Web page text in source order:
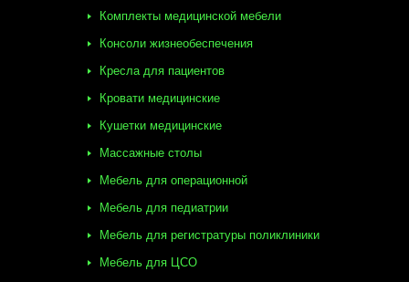
Комплекты медицинской мебели
Консоли жизнеобеспечения
Кресла для пациентов
Кровати медицинские
Кушетки медицинские
Массажные столы
Мебель для операционной
Мебель для педиатрии
Мебель для регистратуры поликлиники
Мебель для ЦСО